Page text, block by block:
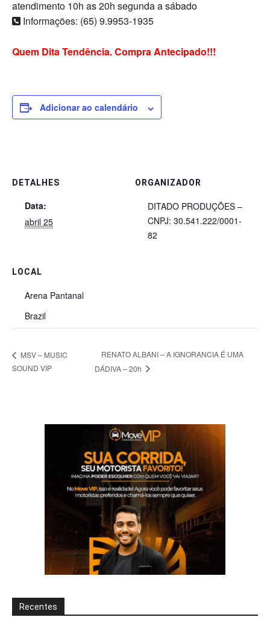
atendimento 10h as 20h segunda a sábado
Informações: (65) 9.9953-1935
Quem Dita Tendência. Compra Antecipado!!!
Adicionar ao calendário
DETALHES
Data:
abril 25
LOCAL
Arena Pantanal
Brazil
ORGANIZADOR
DITADO PRODUÇÕES –
CNPJ: 30.541.222/0001-
82
MSV – MUSIC
SOUND VIP
RENATO ALBANI – A IGNORANCIA É UMA
DÁDIVA – 20h
Recentes